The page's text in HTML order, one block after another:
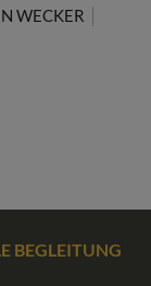
WECKER
BEGLEITUNG